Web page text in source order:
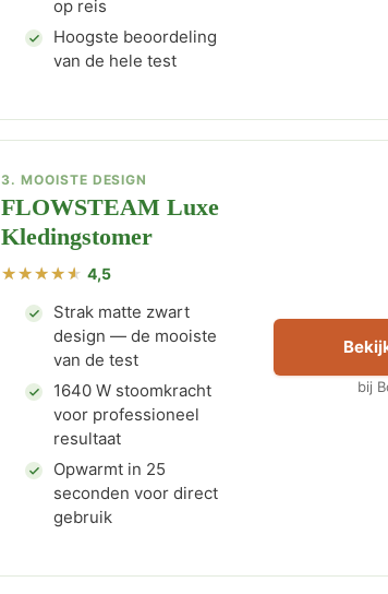
op reis
Hoogste beoordeling
van de hele test
3. MOOISTE DESIGN
FLOWSTEAM Luxe
Kledingstomer
4,5
Strak matte zwart
design — de mooiste
van de test
1640 W stoomkracht
voor professioneel
resultaat
Opwarmt in 25
seconden voor direct
gebruik
bij